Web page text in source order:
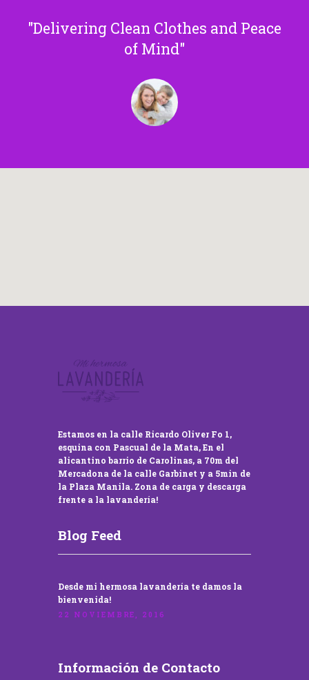
Delivering Clean Clothes and Peace
of Mind
Estamos en la calle Ricardo Oliver Fo 1,
esquina con Pascual de la Mata, En el
alicantino barrio de Carolinas, a 70m del
Mercadona de la calle Garbinet y a 5min de
la Plaza Manila. Zona de carga y descarga
frente a la lavandería!
Blog Feed
Desde mi hermosa lavandería te damos la
bienvenida!
22 NOVIEMBRE, 2016
Información de Contacto